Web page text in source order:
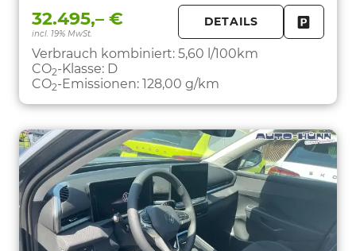
32.495,– €
incl. 19% MwSt.
DETAILS
Verbrauch kombiniert: 5,60 l/100km
CO2-Klasse: D
CO2-Emissionen: 128,00 g/km